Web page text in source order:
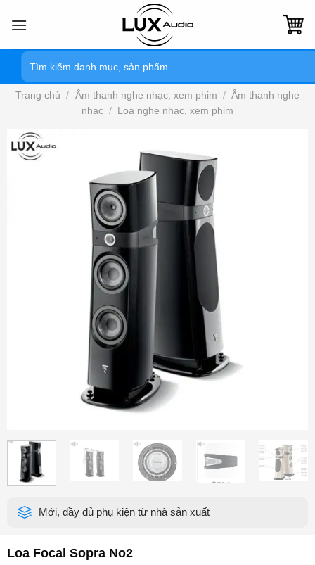
qua
Tìm
kiếm:
Trang chủ / Âm thanh nghe nhạc, xem phim / Âm thanh nghe
nhạc / Loa nghe nhạc, xem phim
Mới, đầy đủ phụ kiện từ nhà sản xuất
Loa Focal Sopra No2